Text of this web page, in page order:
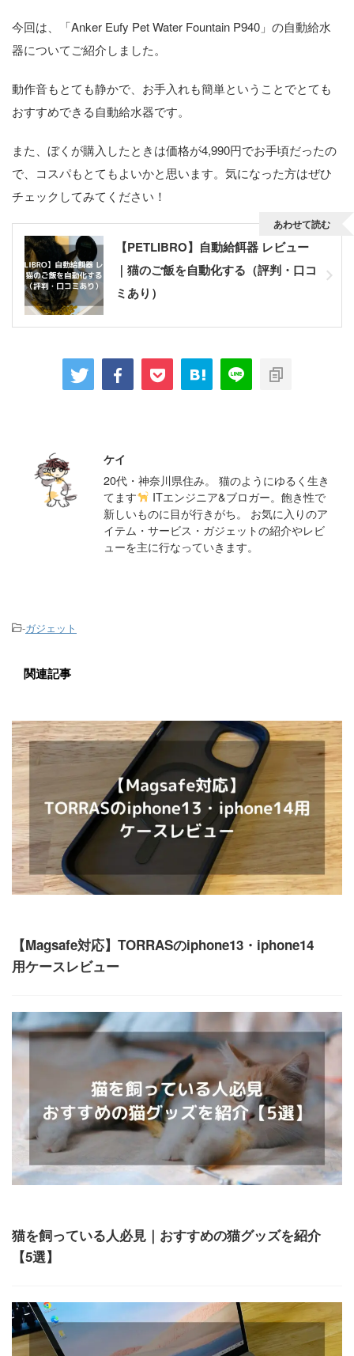
今回は、「Anker Eufy Pet Water Fountain P940」の自動給水
器についてご紹介しました。
動作音もとても静かで、お手入れも簡単ということでとても
おすすめできる自動給水器です。
また、ぼくが購入したときは価格が4,990円でお手頃だったの
で、コスパもとてもよいかと思います。気になった方はぜひ
チェックしてみてください！
【PETLIBRO】自動給餌器 レビュー
｜猫のご飯を自動化する（評判・口コ
ミあり）
あわせて読む
ケイ
20代・神奈川県住み。 猫のようにゆるく生き
てます
ITエンジニア&ブロガー。飽き性で
新しいものに目が行きがち。 お気に入りのア
イテム・サービス・ガジェットの紹介やレビ
ューを主に行なっていきます。
-ガジェット
関連記事
【Magsafe対応】TORRASのiphone13・iphone14
用ケースレビュー
猫を飼っている人必見｜おすすめの猫グッズを紹介
【5選】